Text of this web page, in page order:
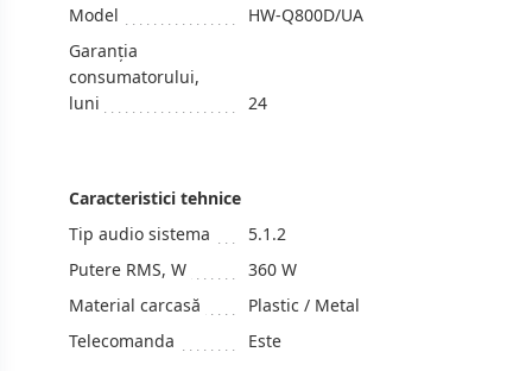
Model
HW-Q800D/UA
Garanția
consumatorului,
luni
24
Caracteristici tehnice
Tip audio sistema
5.1.2
Putere RMS, W
360 W
Material carcasă
Plastic / Metal
Telecomanda
Este